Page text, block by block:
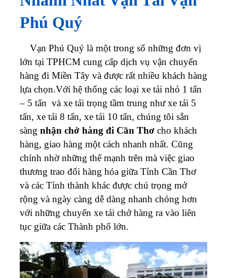
Phú Quý
Vạn Phú Quý là một trong số những đơn vị
lớn tại TPHCM cung cấp dịch vụ vận chuyển
hàng đi Miền Tây và được rất nhiều khách hàng
lựa chọn.Với hệ thống các loại xe tải nhỏ 1 tấn
– 5 tấn và xe tải trọng tầm trung như xe tải 5
tấn, xe tải 8 tấn, xe tải 10 tấn, chúng tôi sẵn
sàng nhận chở hàng đi Cần Thơ cho khách
hàng, giao hàng một cách nhanh nhất. Cũng
chính nhờ những thế mạnh trên mà việc giao
thương trao đổi hàng hóa giữa Tỉnh Cần Thơ
và các Tỉnh thành khác được chú trọng mở
rộng và ngày càng dễ dàng nhanh chóng hơn
với những chuyến xe tải chở hàng ra vào liên
tục giữa các Thành phố lớn.